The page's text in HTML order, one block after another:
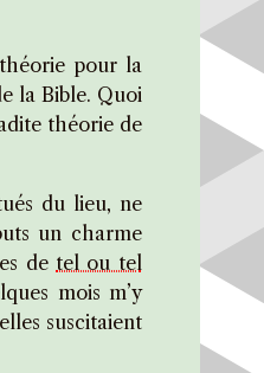
pour la
la Bible. Quoi
théorie de
du lieu, ne
un charme
de tel ou tel
mois m’y
suscitaient